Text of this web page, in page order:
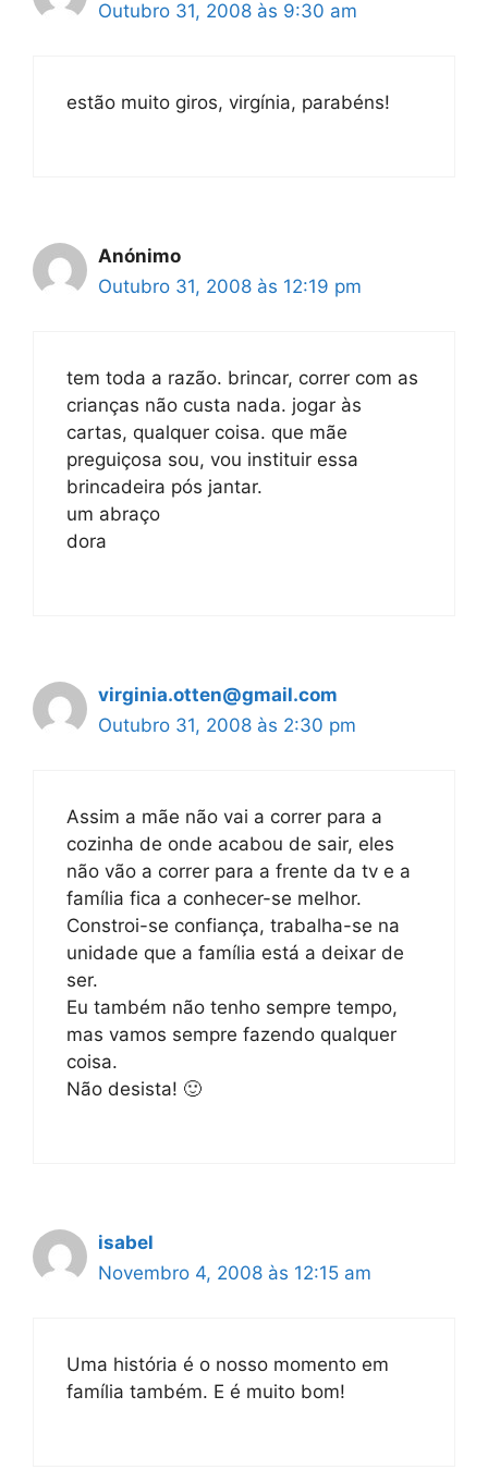
Outubro 31, 2008 às 9:30 am
estão muito giros, virgínia, parabéns!
Anónimo
Outubro 31, 2008 às 12:19 pm
tem toda a razão. brincar, correr com as
crianças não custa nada. jogar às
cartas, qualquer coisa. que mãe
preguiçosa sou, vou instituir essa
brincadeira pós jantar.
um abraço
dora
virginia.otten@gmail.com
Outubro 31, 2008 às 2:30 pm
Assim a mãe não vai a correr para a
cozinha de onde acabou de sair, eles
não vão a correr para a frente da tv e a
família fica a conhecer-se melhor.
Constroi-se confiança, trabalha-se na
unidade que a família está a deixar de
ser.
Eu também não tenho sempre tempo,
mas vamos sempre fazendo qualquer
coisa.
Não desista! 🙂
isabel
Novembro 4, 2008 às 12:15 am
Uma história é o nosso momento em
família também. E é muito bom!